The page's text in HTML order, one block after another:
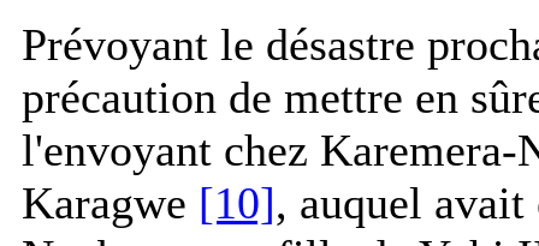
Prévoyant le désastre
précaution de mettre en
l'envoyant chez
Karagwe [10], auquel avait